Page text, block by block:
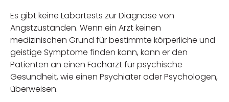
Es gibt keine Labortests zur Diagnose von
Angstzuständen. Wenn ein Arzt keinen
medizinischen Grund für bestimmte körperliche und
geistige Symptome finden kann, kann er den
Patienten an einen Facharzt für psychische
Gesundheit, wie einen Psychiater oder Psychologen,
überweisen.